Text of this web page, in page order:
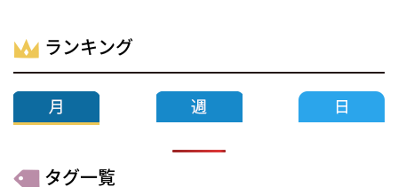
ランキング
タグ一覧